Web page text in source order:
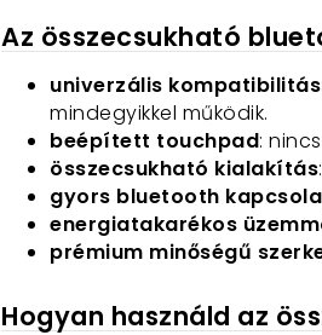
Az összecsukható
univerzális
mindegyikkel működik.
beépített touchpad:
összecsukható kialakítás
gyors bluetooth
energiatakarékos
prémium minőségű
Hogyan használd az